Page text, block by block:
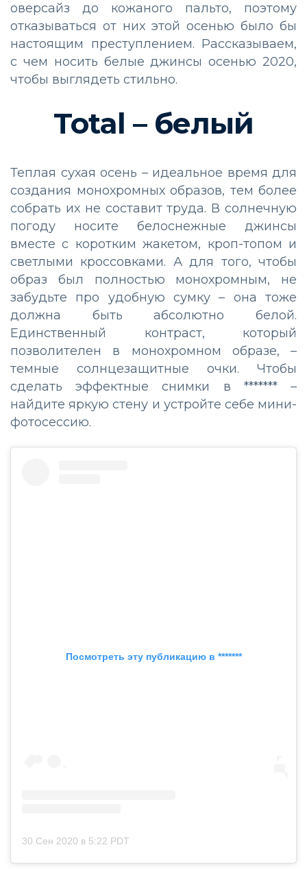
оверсайз до кожаного пальто, поэтому
отказываться от них этой осенью было бы
настоящим преступлением. Рассказываем,
с чем носить белые джинсы осенью 2020,
чтобы выглядеть стильно.
Total – белый
Теплая сухая осень – идеальное время для
создания монохромных образов, тем более
собрать их не составит труда. В солнечную
погоду носите белоснежные джинсы
вместе с коротким жакетом, кроп-топом и
светлыми кроссовками. А для того, чтобы
образ был полностью монохромным, не
забудьте про удобную сумку – она тоже
должна быть абсолютно белой.
Единственный контраст, который
позволителен в монохромном образе, –
темные солнцезащитные очки. Чтобы
сделать эффектные снимки в ******* –
найдите яркую стену и устройте себе мини-
фотосессию.
Посмотреть эту публикацию в *******
30 Сен 2020 в 5:22 PDT